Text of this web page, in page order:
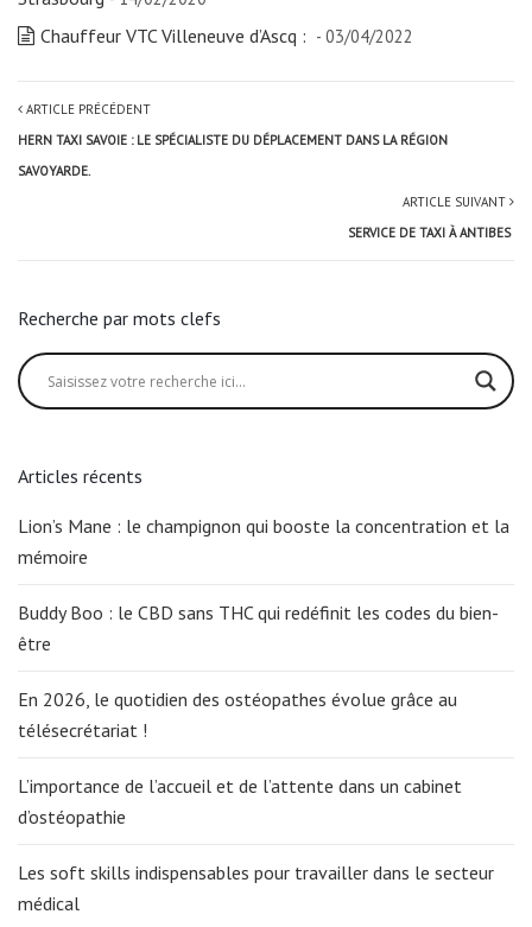
Chauffeur VTC Villeneuve d’Ascq : - 03/04/2022
ARTICLE PRÉCÉDENT
HERN TAXI SAVOIE : LE SPÉCIALISTE DU DÉPLACEMENT DANS LA RÉGION
SAVOYARDE.
ARTICLE SUIVANT
SERVICE DE TAXI À ANTIBES
Recherche par mots clefs
Articles récents
Lion’s Mane : le champignon qui booste la concentration et la
mémoire
Buddy Boo : le CBD sans THC qui redéfinit les codes du bien-
être
En 2026, le quotidien des ostéopathes évolue grâce au
télésecrétariat !
L’importance de l’accueil et de l’attente dans un cabinet
d’ostéopathie
Les soft skills indispensables pour travailler dans le secteur
médical